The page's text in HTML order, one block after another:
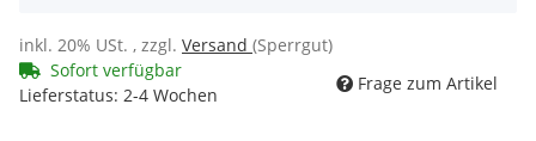
inkl. 20% USt. , zzgl. Versand (Sperrgut)
Sofort verfügbar
Lieferstatus: 2-4 Wochen
Frage zum Artikel